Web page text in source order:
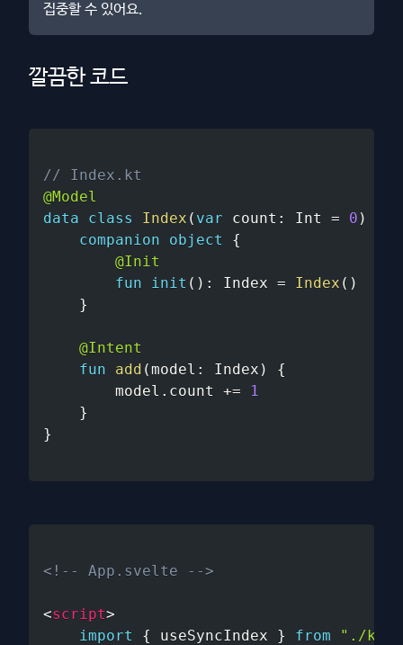
집중할 수 있어요.
깔끔한 코드
// Index.kt
@Model
data
class Index ( var count : Int = 0 )
companion
object
{
@Init
fun
init ( ) : Index = Index ( )
}
@Intent
fun
add (model : Index )
{
        model
. count +=
1
}
}
<!-- App.svelte -->
<script>
import
{ useSyncIndex } from
"./